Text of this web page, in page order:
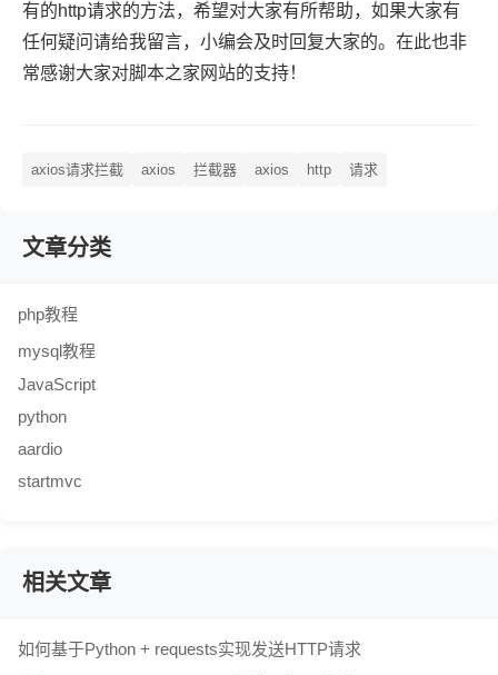
有的http请求的方法，希望对大家有所帮助，如果大家有
任何疑问请给我留言，小编会及时回复大家的。在此也非
常感谢大家对脚本之家网站的支持！
axios请求拦截 axios 拦截器 axios http 请求
文章分类
php教程
mysql教程
JavaScript
python
aardio
startmvc
相关文章
如何基于Python + requests实现发送HTTP请求